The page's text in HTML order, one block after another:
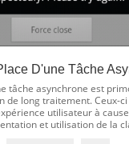
D'une Tâche
tâche asynchrone est
de long traitement. Ceux-
utilisateur à
et utilisation de la